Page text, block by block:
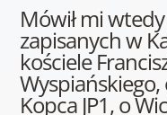
Mówił mi
zapisanych w
kościele
Kopca JP1, o